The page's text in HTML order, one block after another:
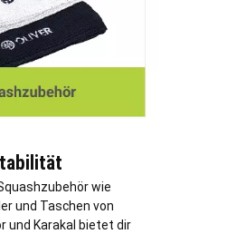
wie
und Taschen von
und Karakal bietet dir